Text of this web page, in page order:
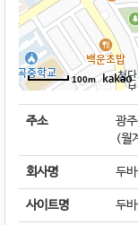
100m
주소
광
(월
회사명 두
사이트명 두